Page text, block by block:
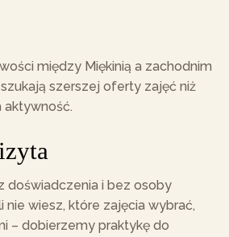
między Miękinią a zachodnim
szerszej oferty zajęć niż
aktywność.
doświadczenia i bez osoby
nie wiesz, które zajęcia wybrać,
– dobierzemy praktykę do